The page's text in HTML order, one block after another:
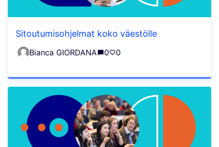
Sitoutumisohjelmat koko väestölle
Bianca GIORDANA 0 0